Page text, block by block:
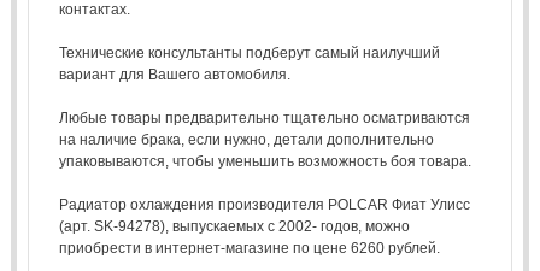
контактах.
Технические консультанты подберут самый наилучший
вариант для Вашего автомобиля.
Любые товары предварительно тщательно осматриваются
на наличие брака, если нужно, детали дополнительно
упаковываются, чтобы уменьшить возможность боя товара.
Радиатор охлаждения производителя POLCAR Фиат Улисс
(арт. SK-94278), выпускаемых с 2002- годов, можно
приобрести в интернет-магазине по цене 6260 рублей.